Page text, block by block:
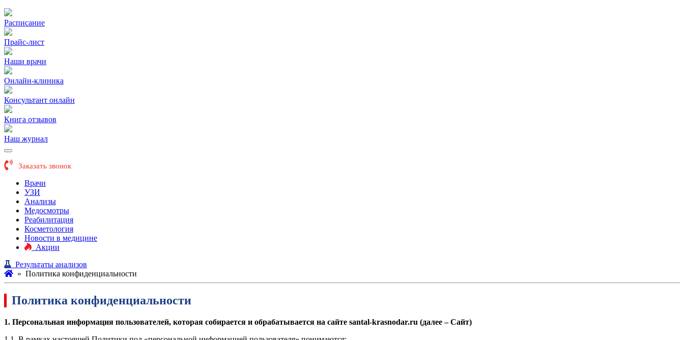
Расписание
Прайс-лист
Наши врачи
Онлайн-клиника
Консультант онлайн
Книга отзывов
Наш журнал
Заказать звонок
Врачи
УЗИ
Анализы
Медосмотры
Реабилитация
Косметология
Новости в медицине
Акции
Результаты анализов
» Политика конфиденциальности
Политика конфиденциальности
1. Персональная информация пользователей, которая собирается и обрабатывается на сайте santal-krasnodar.ru (далее – Сайт)